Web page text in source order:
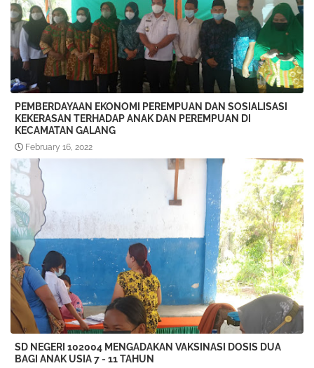
PEMBERDAYAAN EKONOMI PEREMPUAN DAN SOSIALISASI
KEKERASAN TERHADAP ANAK DAN PEREMPUAN DI
KECAMATAN GALANG
February 16, 2022
SD NEGERI 102004 MENGADAKAN VAKSINASI DOSIS DUA
BAGI ANAK USIA 7 - 11 TAHUN